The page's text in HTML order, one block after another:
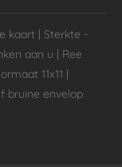
kaart | Sterkte -
aan u | Ree
11x11 |
bruine envelop